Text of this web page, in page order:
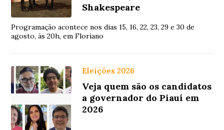
Shakespeare
Programação acontece nos dias 15, 16, 22, 23, 29 e 30 de
agosto, às 20h, em Floriano
Eleições 2026
Veja quem são os candidatos
a governador do Piauí em
2026